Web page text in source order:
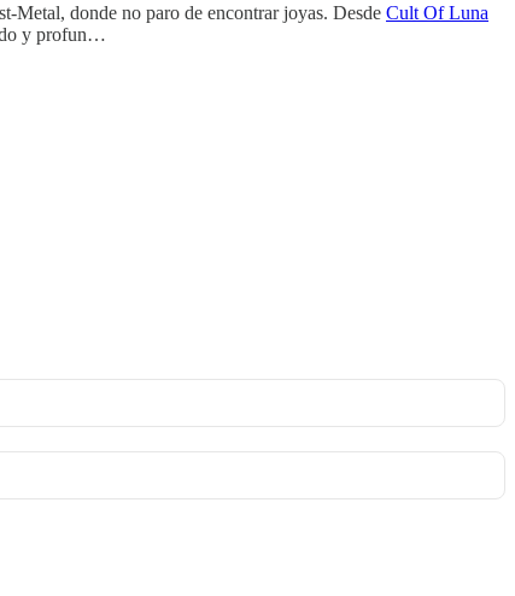
Metal, donde no paro de encontrar joyas. Desde Cult Of Luna
y profun…